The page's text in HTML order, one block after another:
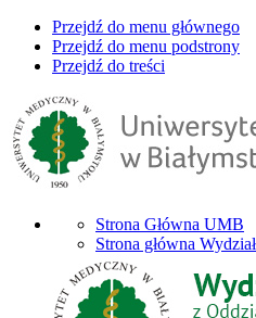
Przejdź do menu głównego
Przejdź do menu podstrony
Przejdź do treści
Strona Główna UMB
Strona główna